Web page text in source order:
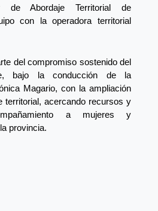
de Abordaje Territorial de
con la operadora territorial
del compromiso sostenido del
bajo la conducción de la
Magario, con la ampliación
territorial, acercando recursos y
a mujeres y
provincia.